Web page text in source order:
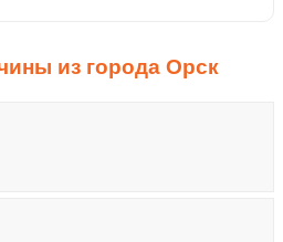
из города Орск